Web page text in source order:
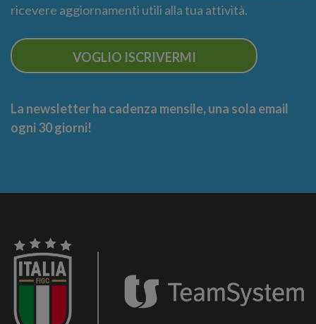
ricevere aggiornamenti utili alla tua attività.
VOGLIO ISCRIVERMI
La newsletter ha cadenza mensile, una sola email
ogni 30 giorni!